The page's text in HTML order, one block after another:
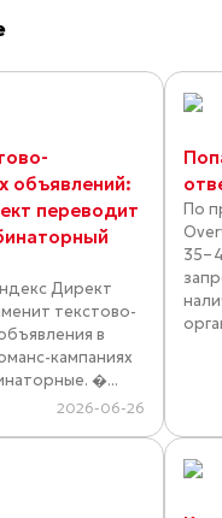
объявлений:
переводит
Директ
текстово-
в
кампаниях
�...
2026-06-26
По